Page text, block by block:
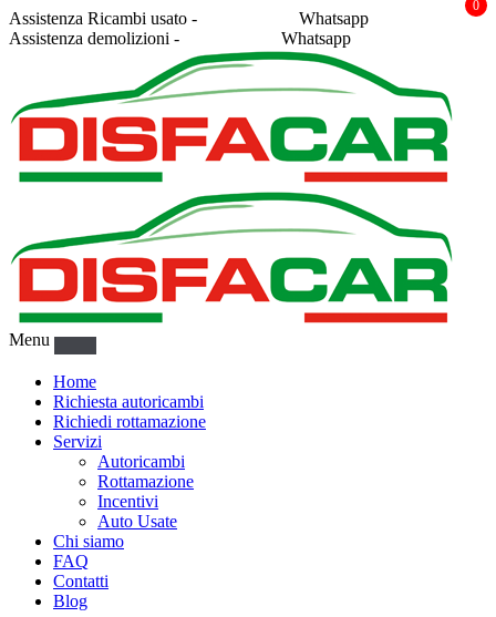
Assistenza Ricambi usato -
Whatsapp
Assistenza demolizioni -
Whatsapp
Menu
Home
Richiesta autoricambi
Richiedi rottamazione
Servizi
Autoricambi
Rottamazione
Incentivi
Auto Usate
Chi siamo
FAQ
Contatti
Blog
0